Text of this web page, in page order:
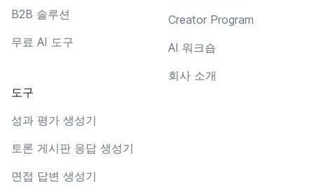
B2B 솔루션
무료 AI 도구
도구
성과 평가 생성기
토론 게시판 응답 생성기
면접 답변 생성기
Creator Program
AI 워크숍
회사 소개